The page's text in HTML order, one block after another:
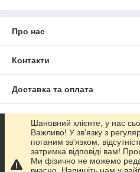
Про нас
Контакти
Доставка та оплата
Графік роботи
Повна версія сайту
Шановний клієнте, у нас
Важливо! У зв'язку з
поганим зв'язком,
затримка відповіді вам!
Ми фізично не можемо